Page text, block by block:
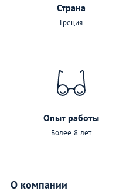
Страна
Греция
Опыт работы
Более 8 лет
О компании